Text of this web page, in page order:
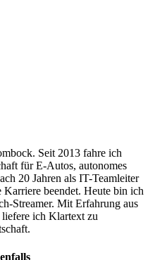
Seit 2013 fahre ich
für E-Autos, autonomes
20 Jahren als IT-Teamleiter
beendet. Heute bin ich
Streamer. Mit Erfahrung aus
ich Klartext zu